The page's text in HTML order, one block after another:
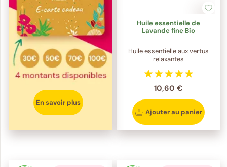
En savoir plus
Huile essentielle de
Lavande fine Bio
Huile essentielle aux vertus
relaxantes
10,60 €
Ajouter au panier